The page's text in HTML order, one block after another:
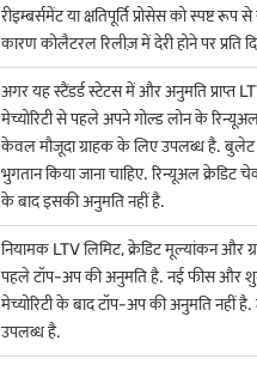
डील पाने के लिए खरीदारों को अलग-
रीइम्बर्समेंट या क्षतिपूर्ति प्रोसेस को स्पष्ट
कारण कोलैटरल रिलीज़ में देरी होने पर प्रति
अगर यह स्टैंडर्ड स्टेटस में और अनुमति प्राप्त
मेच्योरिटी से पहले अपने गोल्ड लोन के
केवल मौजूदा ग्राहक के लिए उपलब्ध है. बुलेट
भुगतान किया जाना चाहिए. रिन्यूअल
के बाद इसकी अनुमति नहीं है.
नियामक LTV लिमिट, क्रेडिट मूल्यांकन और
पहले टॉप-अप की अनुमति है. नई फीस और
मेच्योरिटी के बाद टॉप-अप की अनुमति नहीं
उपलब्ध है.